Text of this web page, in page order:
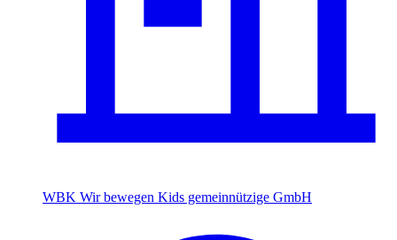
WBK Wir bewegen Kids gemeinnützige GmbH